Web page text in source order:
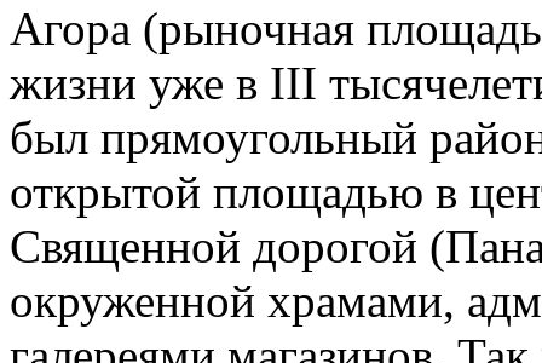
Агора (рыночная
жизни уже в III
был прямоугольный
открытой площадью в
Священной дорогой
окруженной храмами,